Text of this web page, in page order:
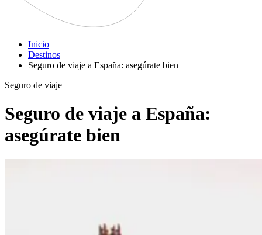
Inicio
Destinos
Seguro de viaje a España: asegúrate bien
Seguro de viaje
Seguro de viaje a España:
asegúrate bien